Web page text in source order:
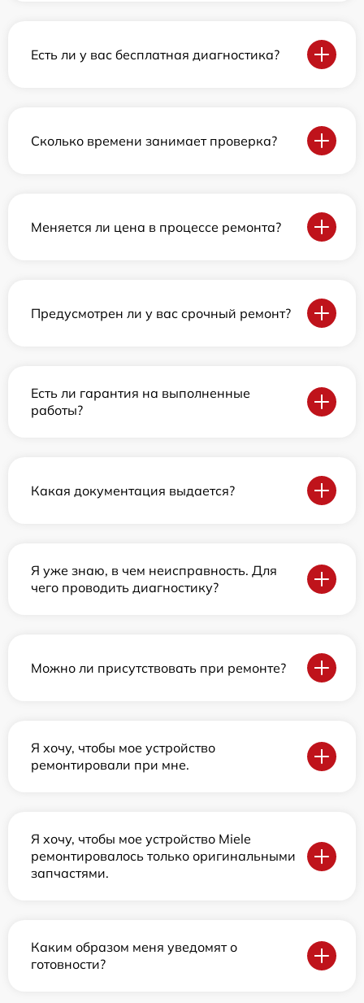
Есть ли у вас бесплатная диагностика?
Сколько времени занимает проверка?
Меняется ли цена в процессе ремонта?
Предусмотрен ли у вас срочный ремонт?
Есть ли гарантия на выполненные
работы?
Какая документация выдается?
Я уже знаю, в чем неисправность. Для
чего проводить диагностику?
Можно ли присутствовать при ремонте?
Я хочу, чтобы мое устройство
ремонтировали при мне.
Я хочу, чтобы мое устройство Miele
ремонтировалось только оригинальными
запчастями.
Каким образом меня уведомят о
готовности?